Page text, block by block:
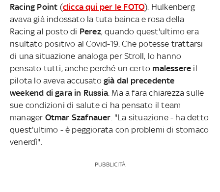
Racing Point (clicca qui per le FOTO). Hulkenberg
avava già indossato la tuta bainca e rosa della
Racing al posto di Perez, quando quest'ultimo era
risultato positivo al Covid-19. Che potesse trattarsi
di una situazione analoga per Stroll, lo hanno
pensato tutti, anche perché un certo malessere il
pilota lo aveva accusato già dal precedente
weekend di gara in Russia . Ma a fara chiarezza sulle
sue condizioni di salute ci ha pensato il team
manager Otmar Szafnauer . "La situazione - ha detto
quest'ultimo - è peggiorata con problemi di stomaco
venerdì".
PUBBLICITÀ